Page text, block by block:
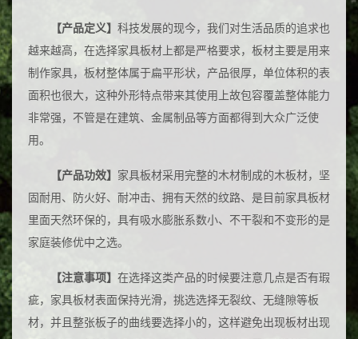
【产品定义】 科技发展的现今，我们对生活品质的追求也
越来越高，在选择家具板材上都是严格要求，板材主要是用来
制作家具，板材整体属于扁平形状，产品很厚，单位体积的表
面积也很大，这种外形特点带来其使用上故包容覆盖整体能力
非常强，不管是在建筑、金属制品等方面都得到大众广泛使
用。
【产品功效】 家具板材采用完整的木材制成的木板材，坚
固耐用、防火好、耐冲击、拥有天然的纹路、是目前家具板材
里面天然环保的，具有吸水膨胀系数小、不干裂和不变形的是
家庭装修优中之选。
【注意事项】 在选择这类产品的时候要注意几点是否有瑕
疵，家具板材表面保持光滑，挑选选择无裂纹、无缝隙等板
材，并且整张板子的曲线要选择小的，这样避免出现板材出现